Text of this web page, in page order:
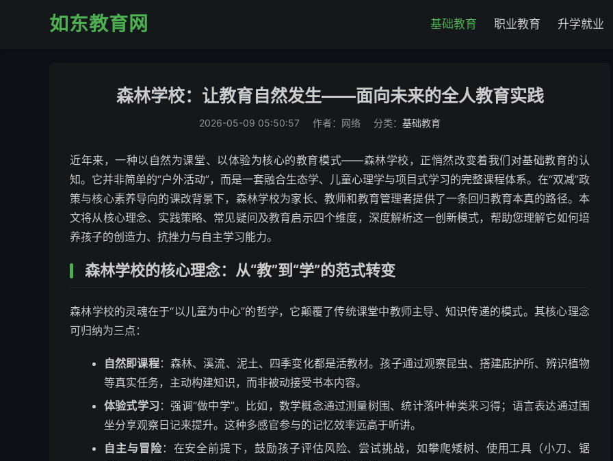
如东教育网 基础教育 职业教育 升学就业
森林学校：让教育自然发生——面向未来的全人教育实践
2026-05-09 05:50:57 作者：网络 分类： 基础教育
近年来，一种以自然为课堂、以体验为核心的教育模式——森林学校，正悄然改变着我们对基础教育的认
知。它并非简单的“户外活动”，而是一套融合生态学、儿童心理学与项目式学习的完整课程体系。在“双减”政
策与核心素养导向的课改背景下，森林学校为家长、教师和教育管理者提供了一条回归教育本真的路径。本
文将从核心理念、实践策略、常见疑问及教育启示四个维度，深度解析这一创新模式，帮助您理解它如何培
养孩子的创造力、抗挫力与自主学习能力。
森林学校的核心理念：从“教”到“学”的范式转变
森林学校的灵魂在于“以儿童为中心”的哲学，它颠覆了传统课堂中教师主导、知识传递的模式。其核心理念
可归纳为三点：
自然即课程：森林、溪流、泥土、四季变化都是活教材。孩子通过观察昆虫、搭建庇护所、辨识植物
等真实任务，主动构建知识，而非被动接受书本内容。
体验式学习 ：强调“做中学”。比如，数学概念通过测量树围、统计落叶种类来习得；语言表达通过围
坐分享观察日记来提升。这种多感官参与的记忆效率远高于听讲。
自主与冒险：在安全前提下，鼓励孩子评估风险、尝试挑战，如攀爬矮树、使用工具（小刀、锯